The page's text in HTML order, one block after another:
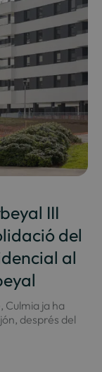
III
del
al
ja ha
després del